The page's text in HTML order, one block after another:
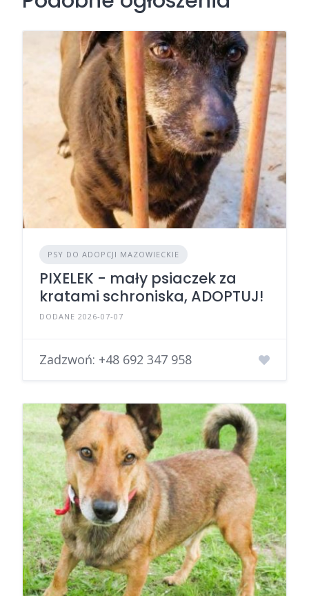
PSY DO ADOPCJI MAZOWIECKIE
PIXELEK - mały psiaczek za
kratami schroniska, ADOPTUJ!
DODANE 2026-07-07
Zadzwoń: +48 692 347 958